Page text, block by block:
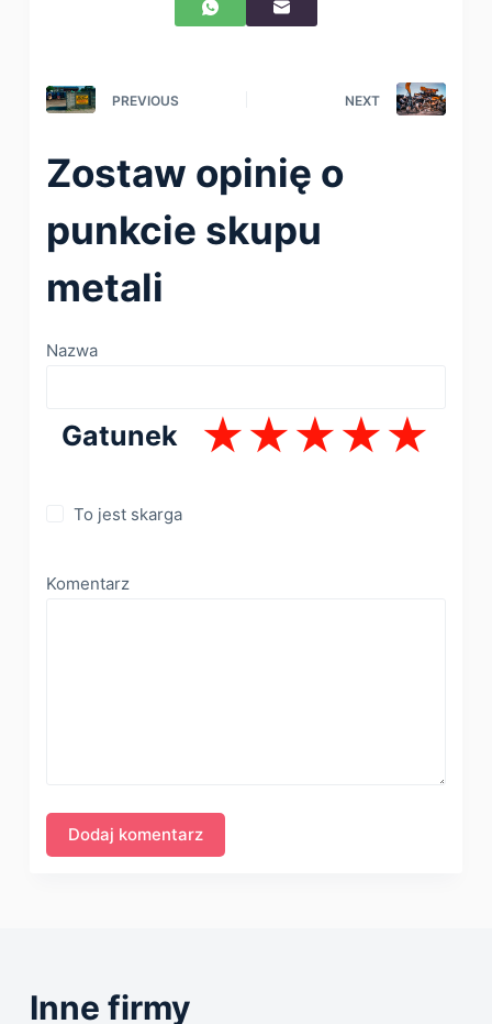
PREVIOUS NEXT
Zostaw opinię o
punkcie skupu
metali
Nazwa
Gatunek
To jest skarga
Komentarz
Inne firmy